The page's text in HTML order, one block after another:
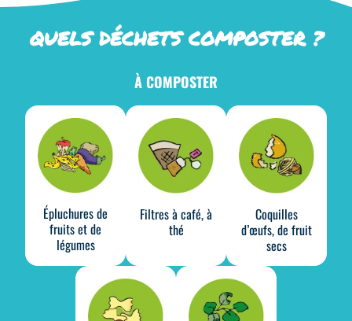
QUELS DÉCHETS COMPOSTER ?
À COMPOSTER
Épluchures de
fruits et de
légumes
Filtres à café, à
thé
Coquilles
d’œufs, de fruit
secs